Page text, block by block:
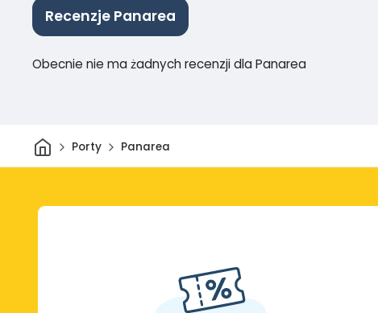
Recenzje Panarea
Obecnie nie ma żadnych recenzji dla Panarea
DomPorty Panarea